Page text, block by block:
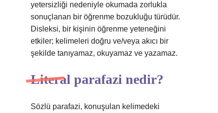
yetersizliği nedeniyle okumada zorlukla
sonuçlanan bir öğrenme bozukluğu türüdür.
Disleksi, bir kişinin öğrenme yeteneğini
etkiler; kelimeleri doğru ve/veya akıcı bir
şekilde tanıyamaz, okuyamaz ve yazamaz.
Literal parafazi nedir?
Sözlü parafazi, konuşulan kelimedeki